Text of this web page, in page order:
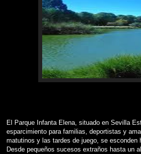
El Parque Infanta Elena, situado en Sevilla
esparcimiento para familias, deportistas y
matutinos y las tardes de juego, se
Desde pequeños sucesos extraños hasta un